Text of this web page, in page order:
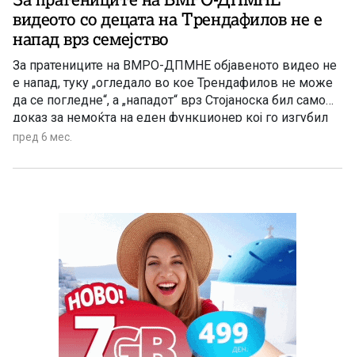
видеото со децата на Трендафилов не е
напад врз семејство
За пратениците на ВМРО-ДПМНЕ објавеното видео не
е напад, туку „огледало во кое Трендафилов не може
да се погледне“, а „нападот“ врз Стојаноска бил само
доказ за немоќта на еден функционер кој го изгубил
компасот и кој кога нема аргументи, се служи со
пред 6 мес.